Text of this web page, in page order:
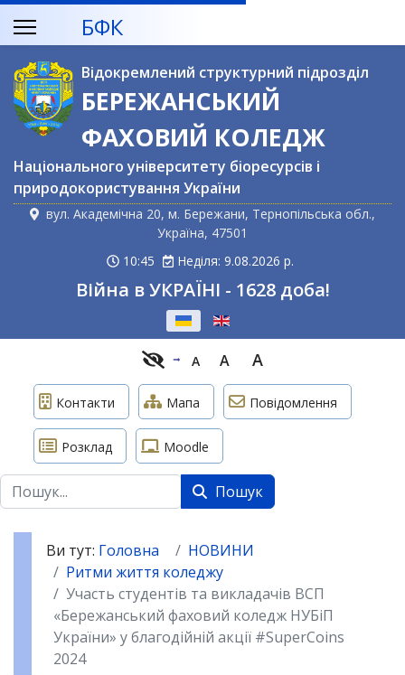
БФК
Відокремлений структурний підрозділ
БЕРЕЖАНСЬКИЙ
ФАХОВИЙ КОЛЕДЖ
Національного університету біоресурсів і
природокористування України
вул. Академічна 20, м. Бережани, Тернопільська обл.,
Україна, 47501
10:45
Неділя: 9.08.2026 р.
Війна в УКРАЇНІ - 1628 доба!
A A A
Контакти Мапа Повідомлення
Розклад Moodle
Пошук Пошук
Ви тут: Головна
НОВИНИ
Ритми життя коледжу
Участь студентів та викладачів ВСП
«Бережанський фаховий коледж НУБіП
України» у благодійній акції #SuperCoins
2024